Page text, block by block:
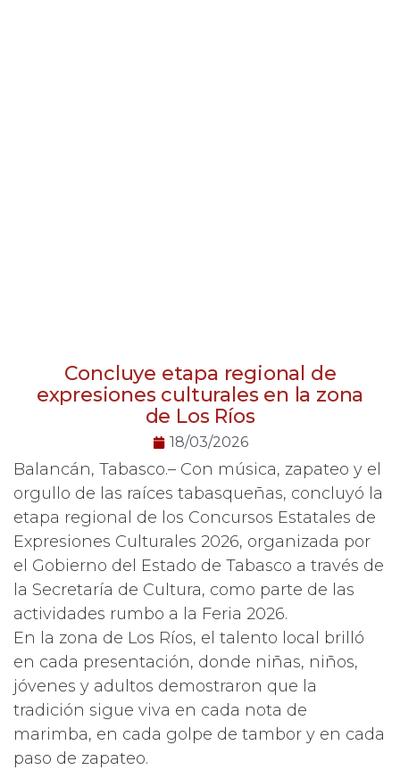
Concluye etapa regional de
expresiones culturales en la zona
de Los Ríos
18/03/2026
Balancán, Tabasco.– Con música, zapateo y el
orgullo de las raíces tabasqueñas, concluyó la
etapa regional de los Concursos Estatales de
Expresiones Culturales 2026, organizada por
el Gobierno del Estado de Tabasco a través de
la Secretaría de Cultura, como parte de las
actividades rumbo a la Feria 2026.
En la zona de Los Ríos, el talento local brilló
en cada presentación, donde niñas, niños,
jóvenes y adultos demostraron que la
tradición sigue viva en cada nota de
marimba, en cada golpe de tambor y en cada
paso de zapateo.